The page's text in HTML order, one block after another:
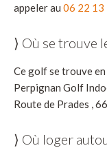
appeler au 06 22 13
⟩ Où se trouve
Ce golf se trouve
Perpignan Golf
Route de Prades ,
⟩ Où loger